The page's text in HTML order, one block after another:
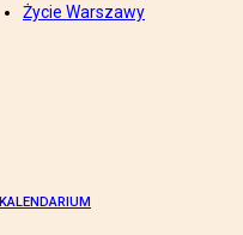
Życie Warszawy
KALENDARIUM